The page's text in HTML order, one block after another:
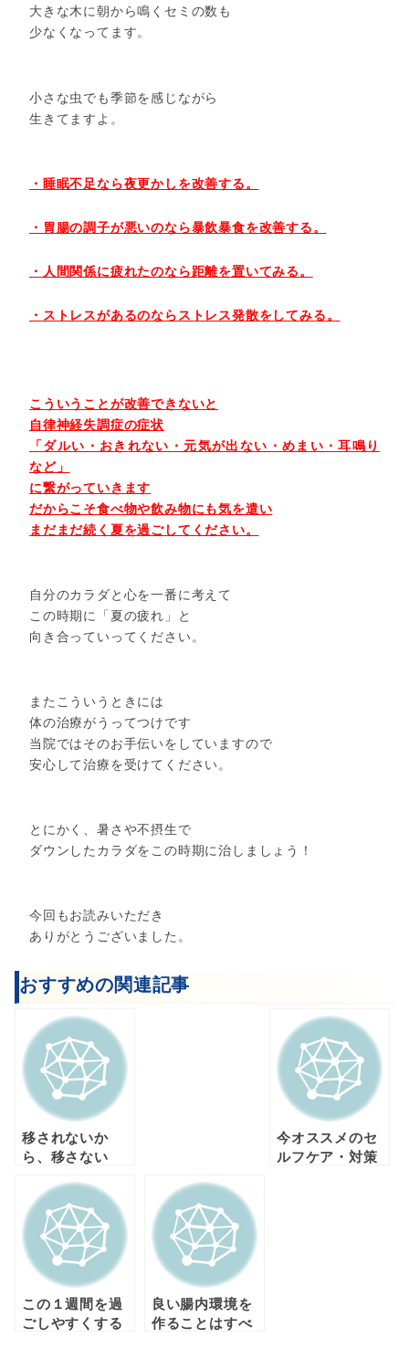
大きな木に朝から鳴くセミの数も
少なくなってます。
小さな虫でも季節を感じながら
生きてますよ。
・睡眠不足なら夜更かしを改善する。
・胃腸の調子が悪いのなら暴飲暴食を改善する。
・人間関係に疲れたのなら距離を置いてみる。
・ストレスがあるのならストレス発散をしてみる。
こういうことが改善できないと
自律神経失調症の症状
「ダルい・おきれない・元気が出ない・めまい・耳鳴り
など」
に繋がっていきます
だからこそ食べ物や飲み物にも気を遣い
まだまだ続く夏を過ごしてください。
自分のカラダと心を一番に考えて
この時期に「夏の疲れ」と
向き合っていってください。
またこういうときには
体の治療がうってつけです
当院ではそのお手伝いをしていますので
安心して治療を受けてください。
とにかく、暑さや不摂生で
ダウンしたカラダをこの時期に治しましょう！
今回もお読みいただき
ありがとうございました。
おすすめの関連記事
移されないか
ら、移さない
今オススメのセ
ルフケア・対策
この１週間を過
ごしやすくする
良い腸内環境を
作ることはすべ